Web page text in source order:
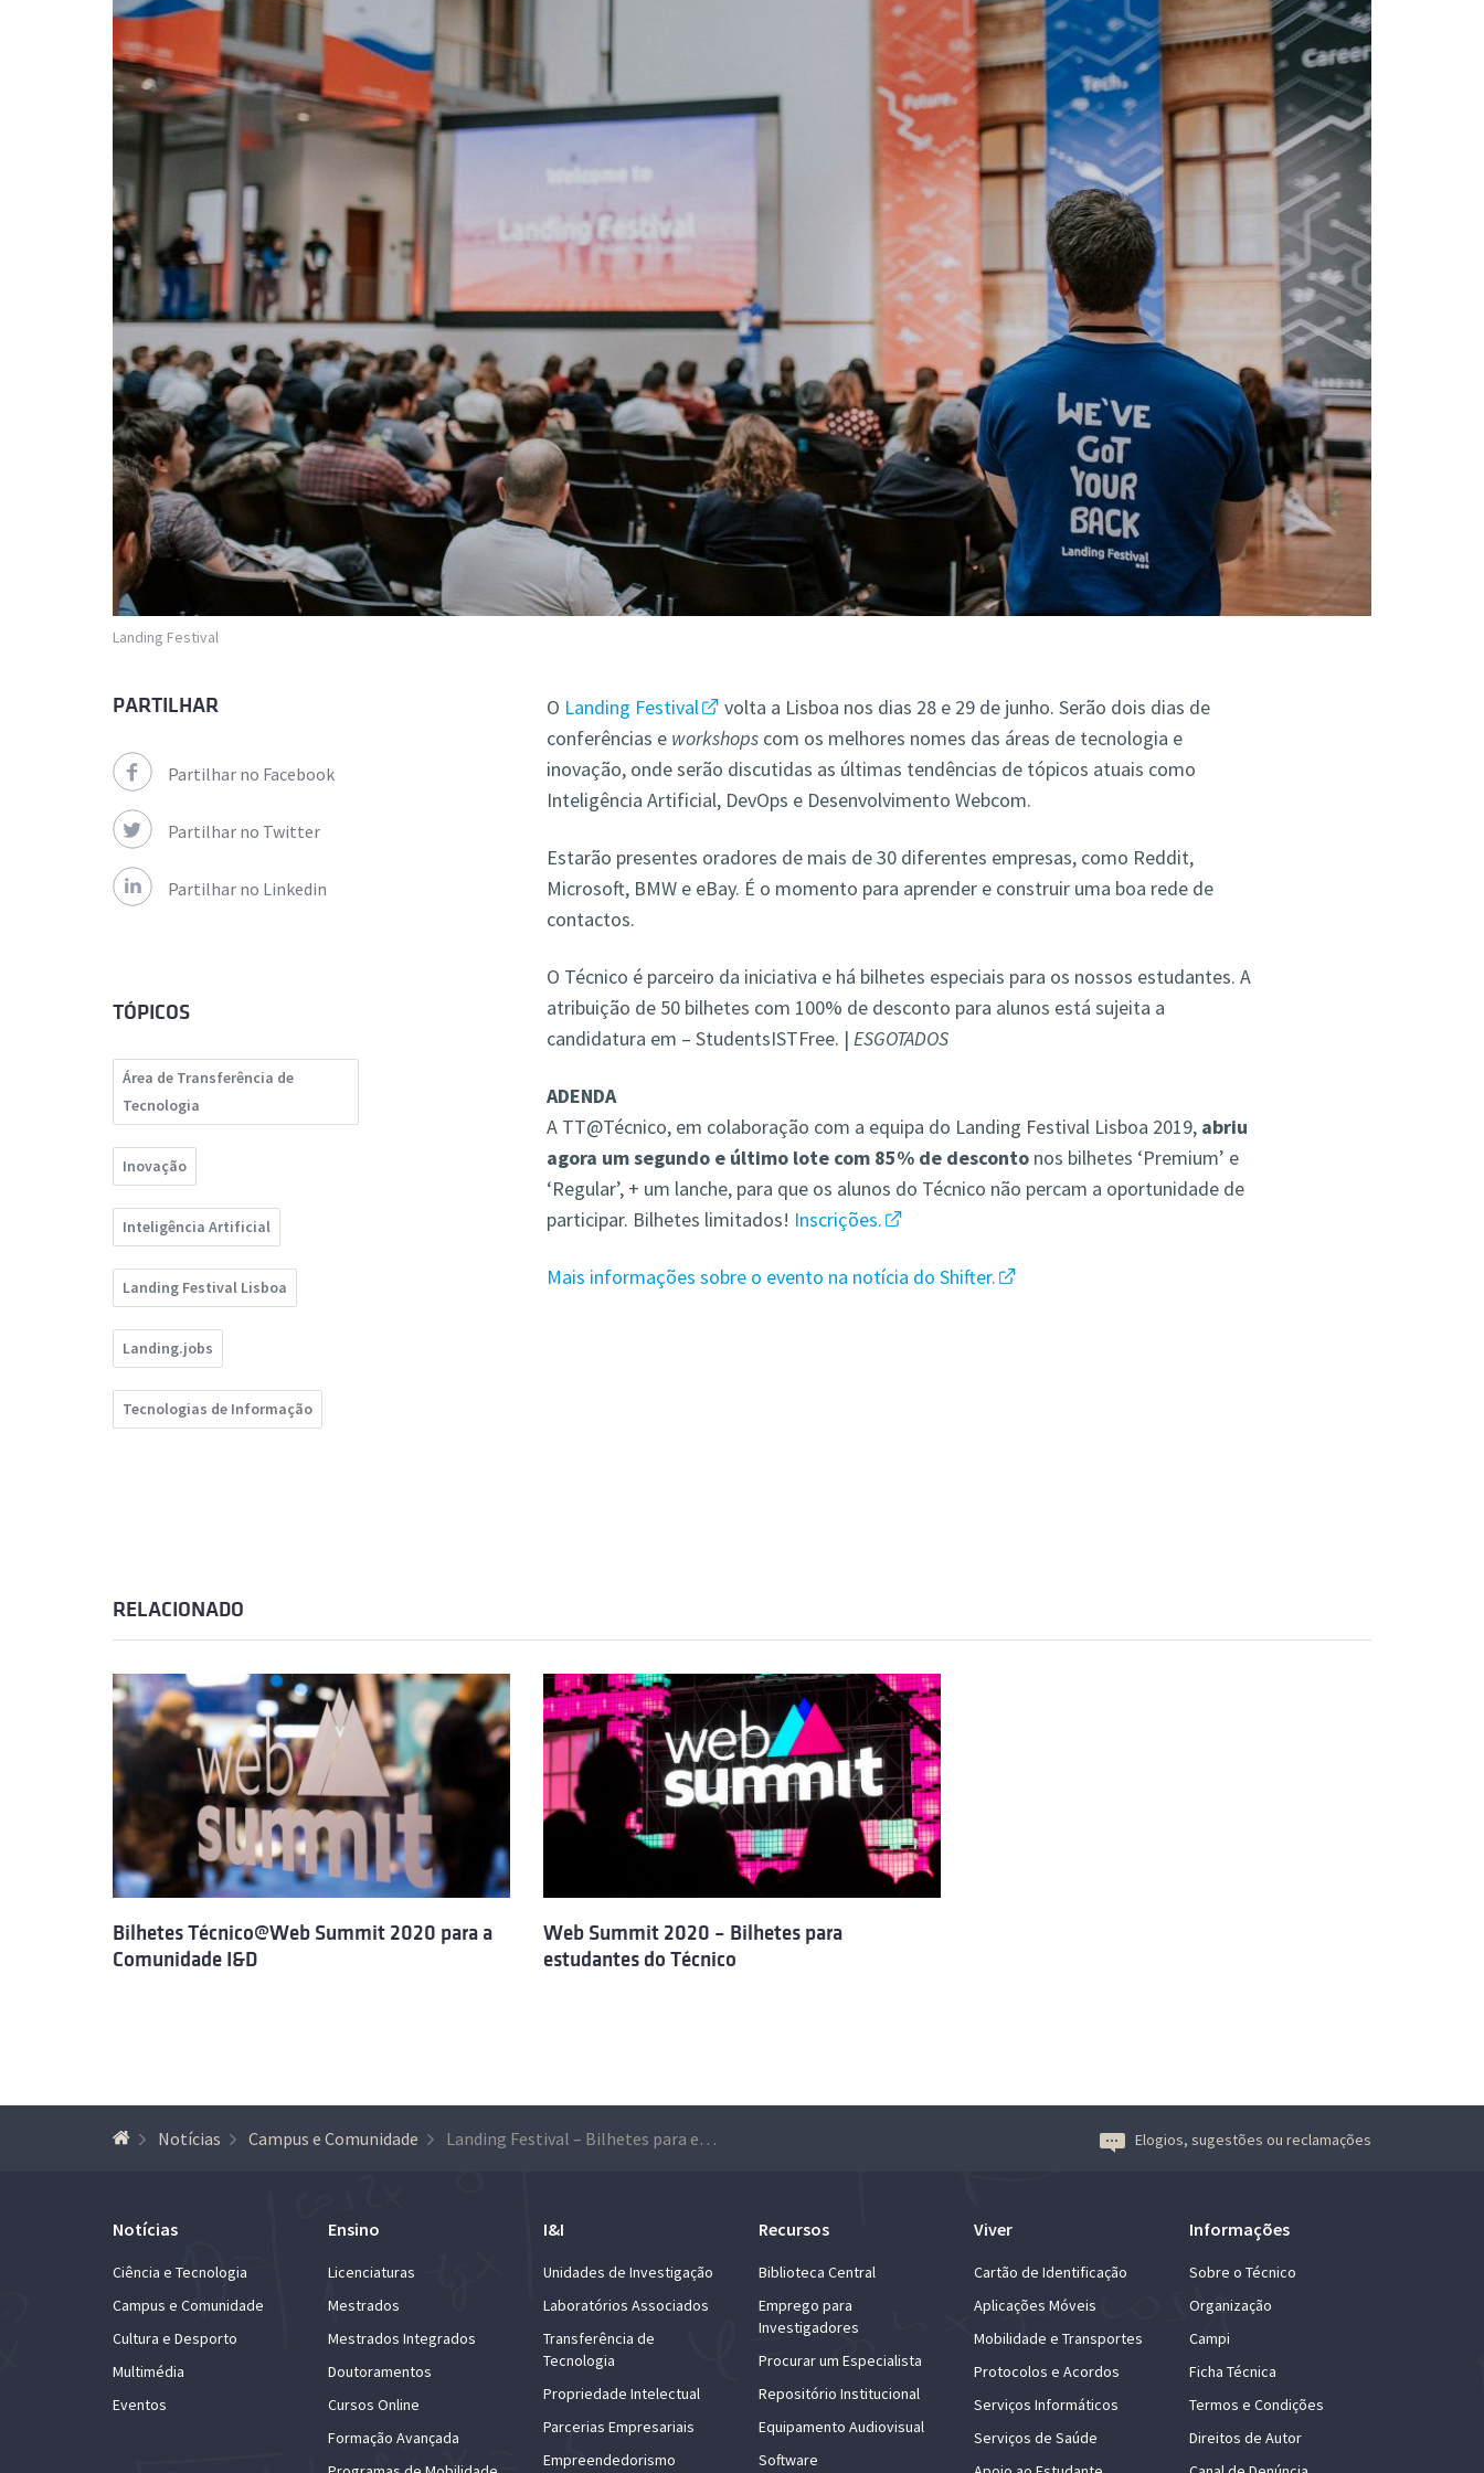
Acreditações A3ES
Landing Festival
O Landing Festival
volta a Lisboa nos dias 28 e 29 de junho. Serão dois dias de
conferências e workshopscom os melhores nomes das áreas de tecnologia e
inovação, onde serão discutidas as últimas tendências de tópicos atuais como
Inteligência Artificial, DevOps e Desenvolvimento Webcom.
Estarão presentes oradores de mais de 30 diferentes empresas, como Reddit,
Microsoft, BMW e eBay. É o momento para aprender e construir uma boa rede de
contactos.
O Técnico é parceiro da iniciativa e há bilhetes especiais para os nossos estudantes. A
atribuição de 50 bilhetes com 100% de desconto para alunos está sujeita a
candidatura em – StudentsISTFree. | ESGOTADOS
ADENDA
A TT@Técnico, em colaboração com a equipa do Landing Festival Lisboa 2019, abriu
agora um segundo e último lote com 85% de descontonos bilhetes ‘Premium’ e
‘Regular’, + um lanche, para que os alunos do Técnico não percam a oportunidade de
participar. Bilhetes limitados! Inscrições.
Mais informações sobre o evento na notícia do Shifter.
PARTILHAR
Partilhar no Facebook
Partilhar no Twitter
Partilhar no Linkedin
TÓPICOS
Área de Transferência de
Tecnologia
Inovação
Inteligência Artificial
Landing Festival Lisboa
Landing.jobs
Tecnologias de Informação
RELACIONADO
Bilhetes Técnico@Web Summit 2020 para a
Comunidade I&D
Web Summit 2020 – Bilhetes para
estudantes do Técnico
Notícias Campus e Comunidade Landing Festival – Bilhetes para estudantes do Técnico Elogios, sugestões ou reclamações
Notícias
Ciência e Tecnologia
Campus e Comunidade
Cultura e Desporto
Multimédia
Eventos
Ensino
Licenciaturas
Mestrados
Mestrados Integrados
Doutoramentos
Cursos Online
Formação Avançada
I&I
Unidades de Investigação
Laboratórios Associados
Transferência de
Tecnologia
Propriedade Intelectual
Parcerias Empresariais
Empreendedorismo
Recursos
Biblioteca Central
Emprego para
Investigadores
Procurar um Especialista
Repositório Institucional
Equipamento Audiovisual
Software
Viver
Cartão de Identificação
Aplicações Móveis
Mobilidade e Transportes
Protocolos e Acordos
Serviços Informáticos
Serviços de Saúde
Informações
Sobre o Técnico
Organização
Campi
Ficha Técnica
Termos e Condições
Direitos de Autor